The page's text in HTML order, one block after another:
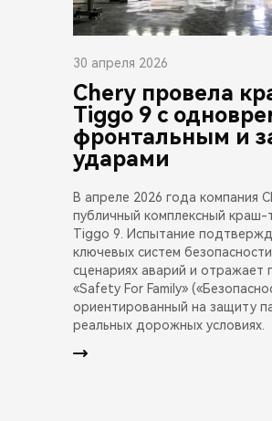
30 апреля 2026
Chery провела
Tiggo 9 с
фронтальным и
ударами
В апреле 2026 года компания
публичный комплексный краш-
Tiggo 9. Испытание
ключевых систем
сценариях аварий и отражает
«Safety For Family»
ориентированный на защиту
реальных дорожных условиях.